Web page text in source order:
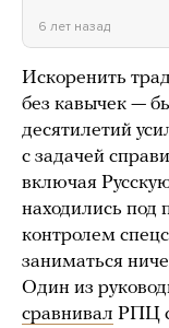
6 лет назад
Искоренить
без кавычек —
десятилетий
с задачей
включая
находились
контролем
заниматься
Один из
сравнивал РПЦ